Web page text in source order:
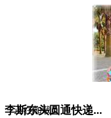
李斯东头圆通快递...
正在加载...